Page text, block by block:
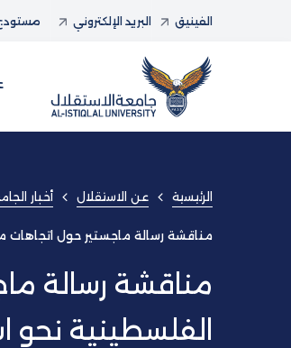
الفينيق البريد الإلكتروني مستودع
الرئيسية عن الاستقلال أخبار
مناقشة رسالة ماجستير حول اتجاهات
مناقشة رسالة
الفلسطينية نحو